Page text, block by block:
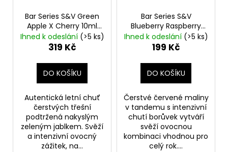
Bar Series S&V Green
Apple X Cherry 10ml
Zelené jablko a třešeň
Ihned k odeslání (>5 ks)
319 Kč
DO KOŠÍKU
Autentická letní chuť
čerstvých třešní
podtržená nakyslým
zeleným jablkem. Svěží
a intenzivní ovocný
zážitek, na...
Bar Series S&V
Blueberry Raspberry
10ml Borůvka a malina
Ihned k odeslání (>5 ks)
199 Kč
DO KOŠÍKU
Čerstvé červené maliny
v tandemu s intenzivní
chutí borůvek vytváří
svěží ovocnou
kombinaci vhodnou pro
celý rok....